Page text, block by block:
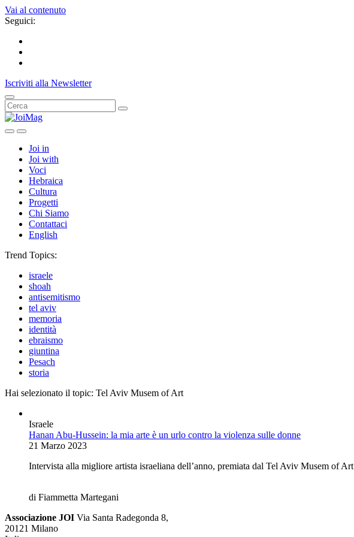
Vai al contenuto
Seguici:
Iscriviti alla Newsletter
Joi in
Joi with
Voci
Hebraica
Cultura
Progetti
Chi Siamo
Contattaci
English
Trend Topics:
israele
shoah
antisemitismo
tel aviv
memoria
identità
ebraismo
giuntina
Pesach
storia
Hai selezionato il topic: Tel Aviv Musem of Art
Israele
Hanan Abu-Hussein: la mia arte è un urlo contro la violenza sulle donne
21 Marzo 2023
Intervista alla migliore artista israeliana dell’anno, premiata dal Tel Aviv Musem of Art
di Fiammetta Martegani
Associazione JOI Via Santa Radegonda 8,
20121 Milano